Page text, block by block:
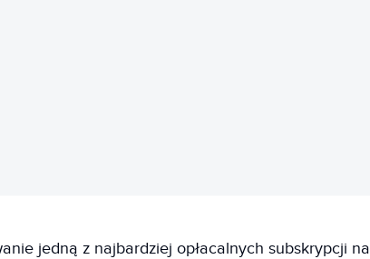
jedną z najbardziej opłacalnych subskrypcji na